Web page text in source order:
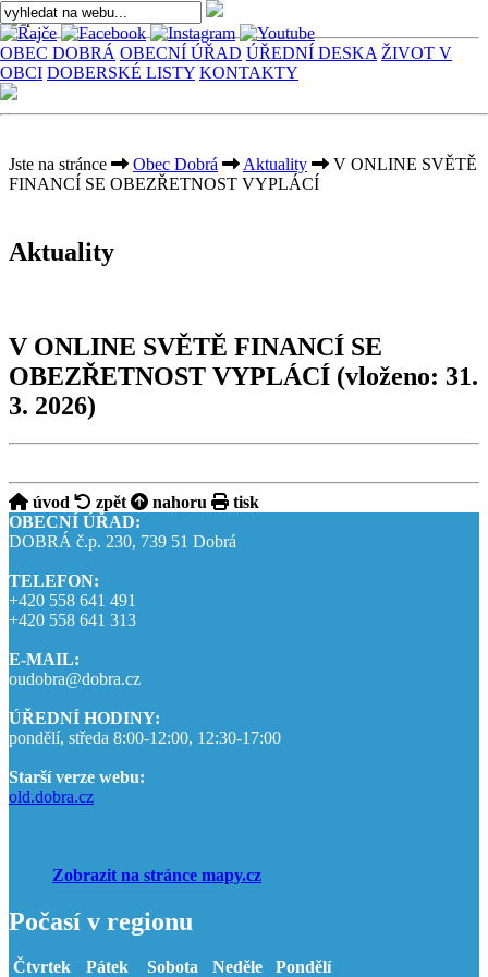
OBEC DOBRÁ OBECNÍ ÚŘAD ÚŘEDNÍ DESKA ŽIVOT V
OBCI DOBERSKÉ LISTY KONTAKTY
Jste na stránce Obec Dobrá Aktuality
V ONLINE SVĚTĚ
FINANCÍ SE OBEZŘETNOST VYPLÁCÍ
Aktuality
V ONLINE SVĚTĚ FINANCÍ SE
OBEZŘETNOST VYPLÁCÍ (vloženo: 31.
3. 2026)
úvod zpět nahoru
tisk
OBECNÍ ÚŘAD:
DOBRÁ č.p. 230, 739 51 Dobrá
TELEFON:
+420 558 641 491
+420 558 641 313
E-MAIL:
oudobra@dobra.cz
ÚŘEDNÍ HODINY:
pondělí, středa 8:00-12:00, 12:30-17:00
Starší verze webu:
old.dobra.cz
Zobrazit na stránce mapy.cz
Počasí v regionu
Čtvrtek Pátek Sobota Neděle Pondělí